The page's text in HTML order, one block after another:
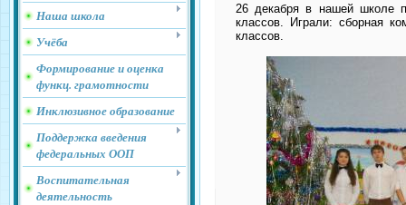
Наша школа
Учёба
Формирование и оценка
функц. грамотности
Инклюзивное образование
Поддержка введения
федеральных ООП
Воспитательная
деятельность
26 декабря в нашей школе
классов. Играли: сборная
классов.